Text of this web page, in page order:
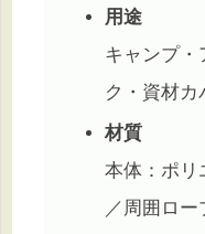
用途
キャンプ・
ク・資材
材質
本体：ポリ
／周囲ロ